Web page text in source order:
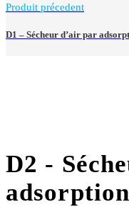
Produit précedent
D1 – Sécheur d’air par
D2 -
adsorption